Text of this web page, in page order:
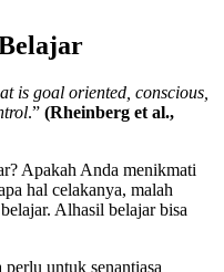
is goal oriented, conscious,
.” (Rheinberg et al.,
Apakah Anda menikmati
hal celakanya, malah
Alhasil belajar bisa
untuk senantiasa